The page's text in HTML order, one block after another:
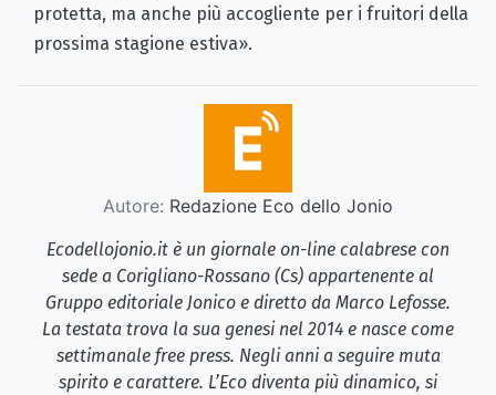
protetta, ma anche più accogliente per i fruitori della
prossima stagione estiva».
Autore: Redazione Eco dello Jonio
Ecodellojonio.it è un giornale on-line calabrese con
sede a Corigliano-Rossano (Cs) appartenente al
Gruppo editoriale Jonico e diretto da Marco Lefosse.
La testata trova la sua genesi nel 2014 e nasce come
settimanale free press. Negli anni a seguire muta
spirito e carattere. L’Eco diventa più dinamico, si